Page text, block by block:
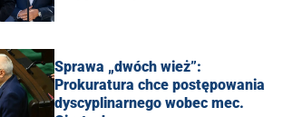
Sprawa „dwóch wież”:
Prokuratura chce postępowania
dyscyplinarnego wobec mec.